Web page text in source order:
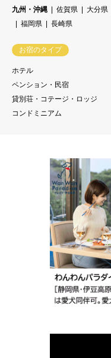
九州・沖縄
佐賀県 大分県
福岡県
長崎県
お宿のタイプ
ホテル
ペンション・民宿
貸別荘・コテージ・ロッジ
コンドミニアム